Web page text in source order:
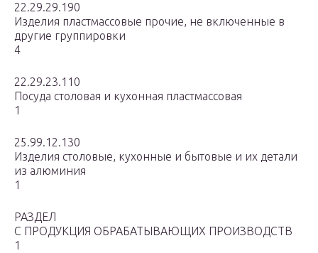
22.29.29.190
Изделия пластмассовые прочие, не включенные в
другие группировки
4
22.29.23.110
Посуда столовая и кухонная пластмассовая
1
25.99.12.130
Изделия столовые, кухонные и бытовые и их детали
из алюминия
1
РАЗДЕЛ
C ПРОДУКЦИЯ ОБРАБАТЫВАЮЩИХ ПРОИЗВОДСТВ
1